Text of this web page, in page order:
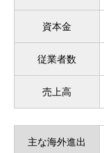
資本金
従業者数
売上高
主な海外進出